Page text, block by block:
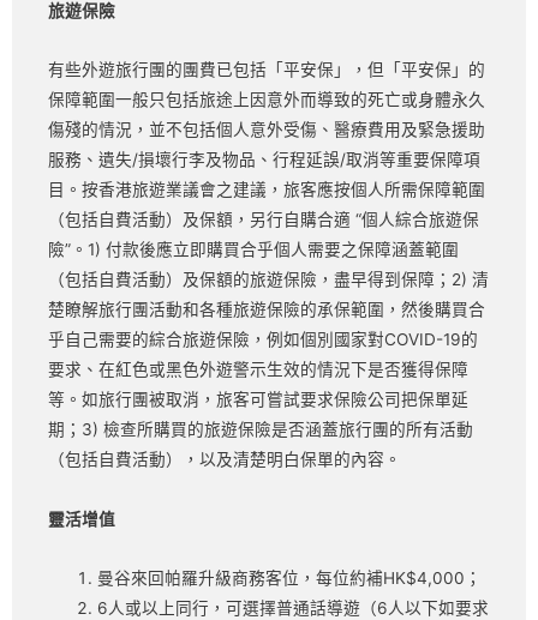
旅遊保險
有些外遊旅行團的團費已包括「平安保」，但「平安保」的
保障範圍一般只包括旅途上因意外而導致的死亡或身體永久
傷殘的情況，並不包括個人意外受傷、醫療費用及緊急援助
服務、遺失/損壞行李及物品、行程延誤/取消等重要保障項
目。按香港旅遊業議會之建議，旅客應按個人所需保障範圍
（包括自費活動）及保額，另行自購合適 “個人綜合旅遊保
險”。1) 付款後應立即購買合乎個人需要之保障涵蓋範圍
（包括自費活動）及保額的旅遊保險，盡早得到保障；2) 清
楚瞭解旅行團活動和各種旅遊保險的承保範圍，然後購買合
乎自己需要的綜合旅遊保險，例如個別國家對COVID-19的
要求、在紅色或黑色外遊警示生效的情況下是否獲得保障
等。如旅行團被取消，旅客可嘗試要求保險公司把保單延
期；3) 檢查所購買的旅遊保險是否涵蓋旅行團的所有活動
（包括自費活動），以及清楚明白保單的內容。
靈活增值
曼谷來回帕羅升級商務客位，每位約補HK$4,000；
6人或以上同行，可選擇普通話導遊（6人以下如要求